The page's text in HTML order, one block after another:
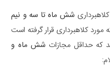
شش ماه تا سه و نیم
کلاهبرداری قرار گرفته است
که حداقل مجازات شش ماه و